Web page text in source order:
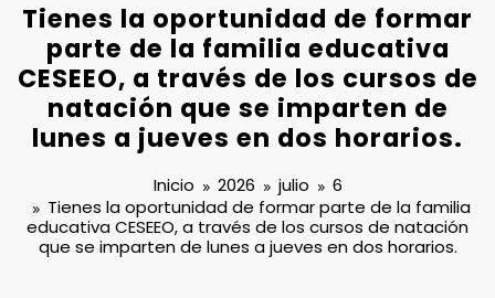
Tienes la oportunidad de formar
parte de la familia educativa
CESEEO, a través de los cursos de
natación que se imparten de
lunes a jueves en dos horarios.
Inicio 2026 julio
6
Tienes la oportunidad de formar parte de la familia
educativa CESEEO, a través de los cursos de natación
que se imparten de lunes a jueves en dos horarios.